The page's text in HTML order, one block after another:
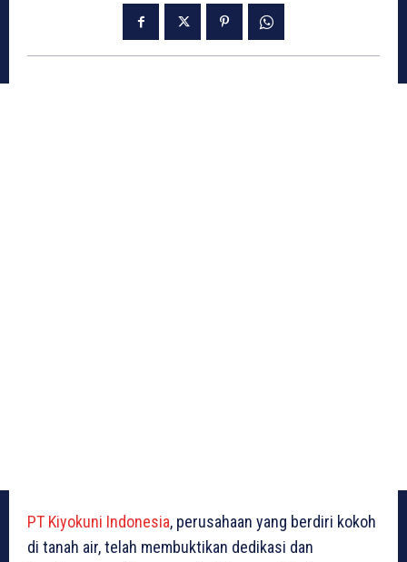
PT Kiyokuni Indonesia, perusahaan yang berdiri kokoh
di tanah air, telah membuktikan dedikasi dan